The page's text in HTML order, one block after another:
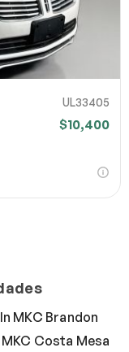
UL33405
$10,400
MKC Brandon
Costa Mesa